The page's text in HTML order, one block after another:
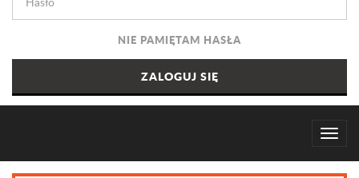
NIE PAMIĘTAM HASŁA